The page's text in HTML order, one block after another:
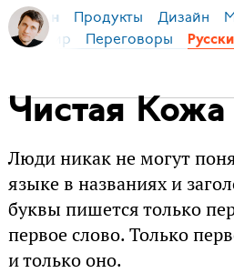
Бирман Продукты Дизайн
Мир Переговоры
Чистая Кожа
Люди никак не могут
языке в названиях и
буквы пишется только
первое слово. Только
и только оно.